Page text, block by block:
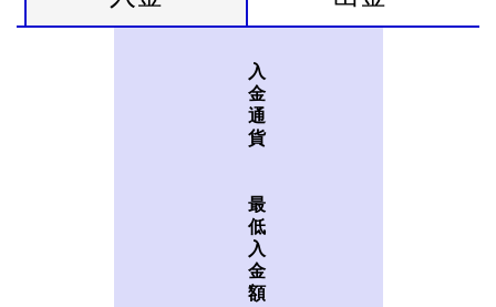
入
金
通
貨
最
低
入
金
額